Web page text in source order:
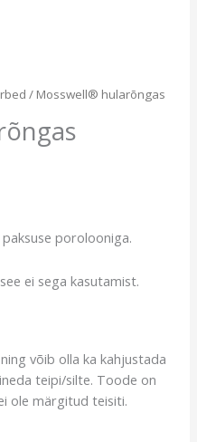
/ Mosswell® hularõngas
porolooniga.
ei sega kasutamist.
võib olla ka kahjustada
teipi/silte. Toode on
ole märgitud teisiti.